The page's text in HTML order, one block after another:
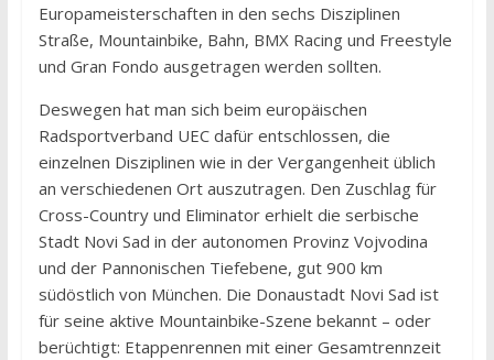
Europameisterschaften in den sechs Disziplinen
Straße, Mountainbike, Bahn, BMX Racing und Freestyle
und Gran Fondo ausgetragen werden sollten.
Deswegen hat man sich beim europäischen
Radsportverband UEC dafür entschlossen, die
einzelnen Disziplinen wie in der Vergangenheit üblich
an verschiedenen Ort auszutragen. Den Zuschlag für
Cross-Country und Eliminator erhielt die serbische
Stadt Novi Sad in der autonomen Provinz Vojvodina
und der Pannonischen Tiefebene, gut 900 km
südöstlich von München. Die Donaustadt Novi Sad ist
für seine aktive Mountainbike-Szene bekannt – oder
berüchtigt: Etappenrennen mit einer Gesamtrennzeit